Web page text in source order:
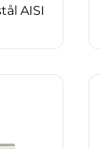
AISI